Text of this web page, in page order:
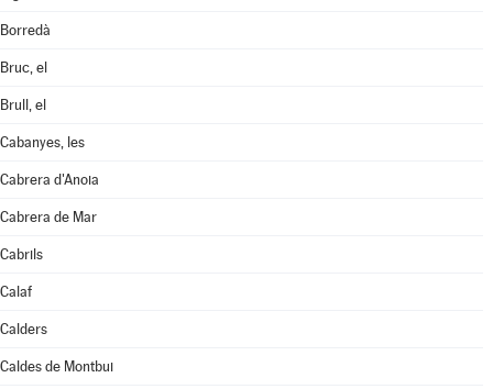
Borredà
Bruc, el
Brull, el
Cabanyes, les
Cabrera d'Anoia
Cabrera de Mar
Cabrils
Calaf
Calders
Caldes de Montbui